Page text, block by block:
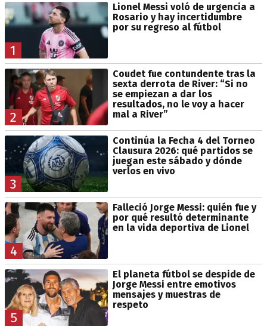
1
Lionel Messi voló de urgencia a
Rosario y hay incertidumbre
por su regreso al fútbol
2
Coudet fue contundente tras la
sexta derrota de River: “Si no
se empiezan a dar los
resultados, no le voy a hacer
mal a River”
3
Continúa la Fecha 4 del Torneo
Clausura 2026: qué partidos se
juegan este sábado y dónde
verlos en vivo
4
Falleció Jorge Messi: quién fue y
por qué resultó determinante
en la vida deportiva de Lionel
5
El planeta fútbol se despide de
Jorge Messi entre emotivos
mensajes y muestras de
respeto